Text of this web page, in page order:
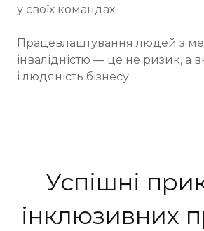
у своїх командах.
Працевлаштування людей з
інвалідністю — це не ризик, а
і людяність бізнесу.
Успішні
інклюзивних